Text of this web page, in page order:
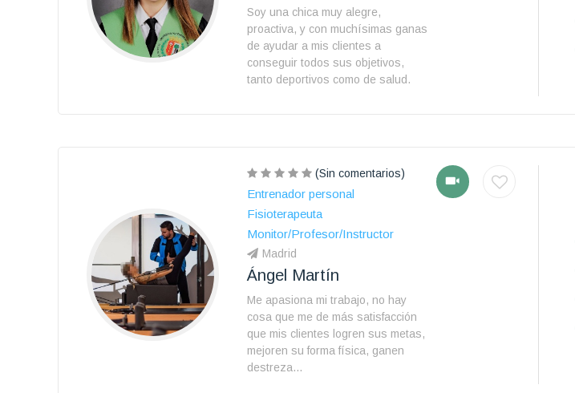
Soy una chica muy alegre,
proactiva, y con muchísimas ganas
de ayudar a mis clientes a
conseguir todos sus objetivos,
tanto deportivos como de salud.
(Sin comentarios)
Entrenador personal
Fisioterapeuta
Monitor/Profesor/Instructor
Madrid
Ángel Martín
Me apasiona mi trabajo, no hay
cosa que me de más satisfacción
que mis clientes logren sus metas,
mejoren su forma física, ganen
destreza...